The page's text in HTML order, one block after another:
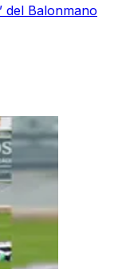
del Balonmano